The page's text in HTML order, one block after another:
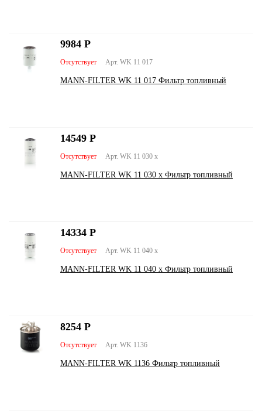
Арт. WK 11 017
Отсутствует
MANN-FILTER WK 11 017 Фильтр топливный
9984 Р
Арт. WK 11 030 x
Отсутствует
MANN-FILTER WK 11 030 x Фильтр топливный
14549 Р
Арт. WK 11 040 x
Отсутствует
MANN-FILTER WK 11 040 x Фильтр топливный
14334 Р
Арт. WK 1136
Отсутствует
MANN-FILTER WK 1136 Фильтр топливный
8254 Р